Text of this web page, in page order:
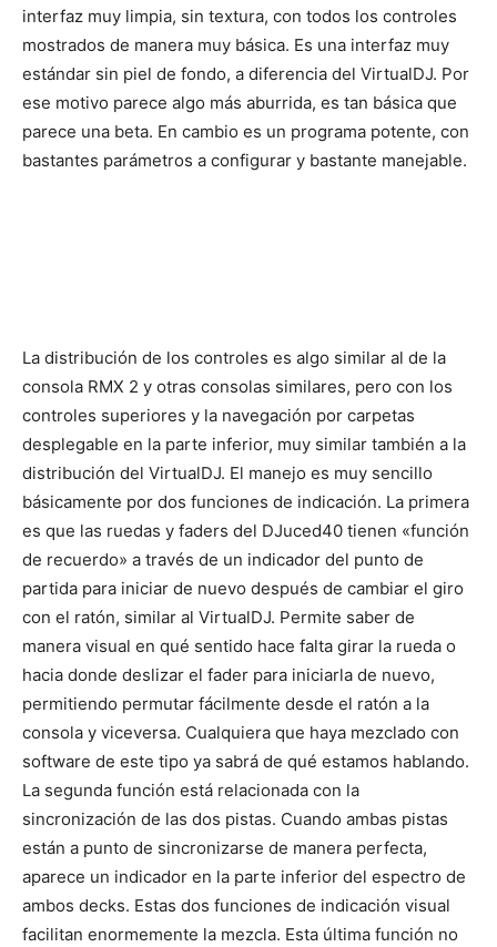
interfaz muy limpia, sin textura, con todos los controles
mostrados de manera muy básica. Es una interfaz muy
estándar sin piel de fondo, a diferencia del VirtualDJ. Por
ese motivo parece algo más aburrida, es tan básica que
parece una beta. En cambio es un programa potente, con
bastantes parámetros a configurar y bastante manejable.
La distribución de los controles es algo similar al de la
consola RMX 2 y otras consolas similares, pero con los
controles superiores y la navegación por carpetas
desplegable en la parte inferior, muy similar también a la
distribución del VirtualDJ. El manejo es muy sencillo
básicamente por dos funciones de indicación. La primera
es que las ruedas y faders del DJuced40 tienen «función
de recuerdo» a través de un indicador del punto de
partida para iniciar de nuevo después de cambiar el giro
con el ratón, similar al VirtualDJ. Permite saber de
manera visual en qué sentido hace falta girar la rueda o
hacia donde deslizar el fader para iniciarla de nuevo,
permitiendo permutar fácilmente desde el ratón a la
consola y viceversa. Cualquiera que haya mezclado con
software de este tipo ya sabrá de qué estamos hablando.
La segunda función está relacionada con la
sincronización de las dos pistas. Cuando ambas pistas
están a punto de sincronizarse de manera perfecta,
aparece un indicador en la parte inferior del espectro de
ambos decks. Estas dos funciones de indicación visual
facilitan enormemente la mezcla. Esta última función no